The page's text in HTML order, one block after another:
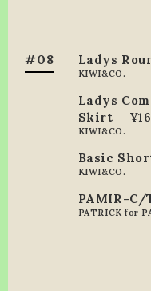
#08 Ladys
KIWI&CO.
Ladys
Skirt
KIWI&CO.
Basic
KIWI&CO.
PAMIR-C/
PATRICK for